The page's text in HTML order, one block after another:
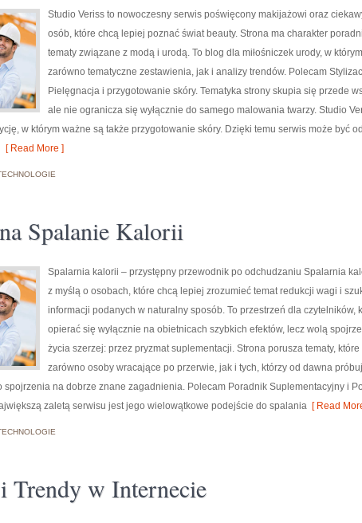
Studio Veriss to nowoczesny serwis poświęcony makijażowi oraz
osób, które chcą lepiej poznać świat beauty. Strona ma charakter
tematy związane z modą i urodą. To blog dla miłośniczek urody, w
zarówno tematyczne zestawienia, jak i analizy trendów. Polecam
Pielęgnacja i przygotowanie skóry. Tematyka strony skupia się przede
ale nie ogranicza się wyłącznie do samego malowania twarzy. Studio
w którym ważne są także przygotowanie skóry. Dzięki temu serwis może być
[ Read More ]
Spalanie Kalorii
Spalarnia kalorii – przystępny przewodnik po odchudzaniu Spalarnia
z myślą o osobach, które chcą lepiej zrozumieć temat redukcji wagi i
informacji podanych w naturalny sposób. To przestrzeń dla czytelników,
opierać się wyłącznie na obietnicach szybkich efektów, lecz wolą
życia szerzej: przez pryzmat suplementacji. Strona porusza tematy,
zarówno osoby wracające po przerwie, jak i tych, którzy od dawna
spojrzenia na dobrze znane zagadnienia. Polecam Poradnik Suplementacyjny i
zaletą serwisu jest jego wielowątkowe podejście do spalania [ Read
Trendy w Internecie